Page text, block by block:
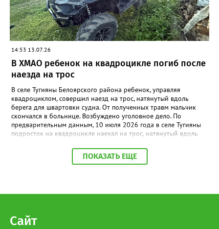
14:53 13.07.26
В ХМАО ребенок на квадроцикле погиб после
наезда на трос
В селе Тугияны Белоярского района ребенок, управляя
квадроциклом, совершил наезд на трос, натянутый вдоль
берега для швартовки судна. От полученных травм мальчик
скончался в больнице. Возбуждено уголовное дело. По
предварительным данным, 10 июля 2026 года в селе Тугияны
подросток на квадроцикле наехал на трос, натянутый вдоль
тяжёлые травмы, от которых скончался в медицинском
учреждении. Следственный орган возбудил уголовное дело по
мероприятий, по итогам которых при наличии оснований
ПОКАЗАТЬ ЕЩЕ
Сайт